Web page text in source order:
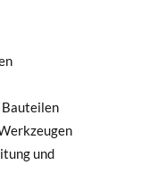
Bauteilen
und